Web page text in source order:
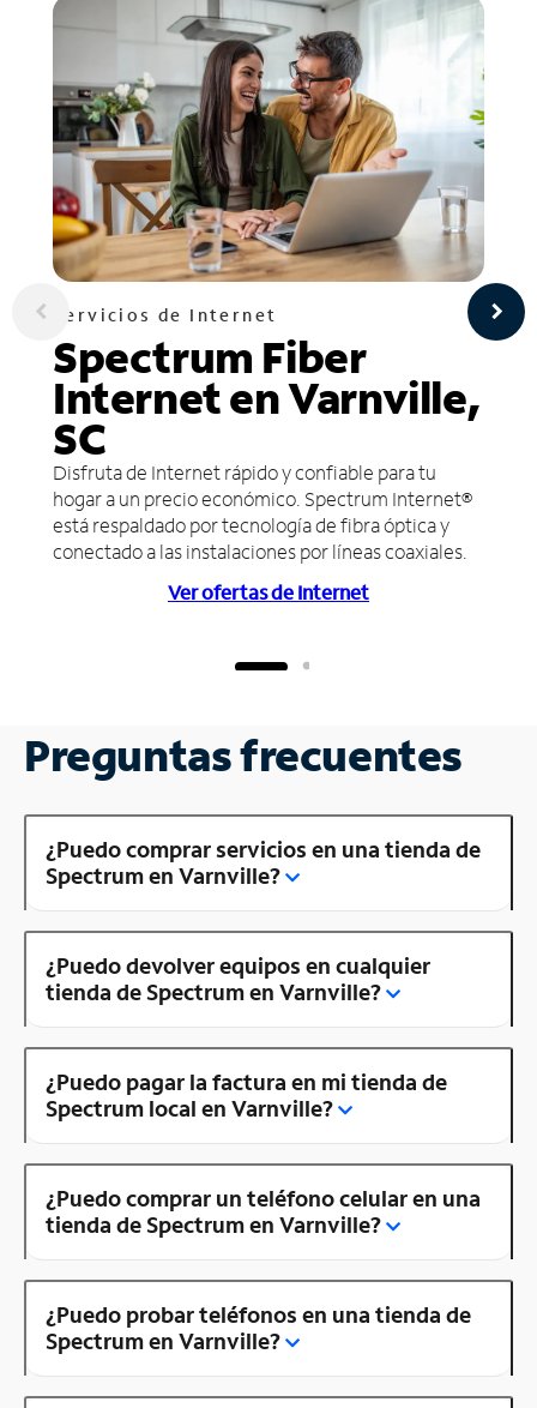
Servicios de Internet
Spectrum Fiber
Internet en Varnville,
SC
Disfruta de Internet rápido y confiable para tu
hogar a un precio económico. Spectrum Internet®
está respaldado por tecnología de fibra óptica y
conectado a las instalaciones por líneas coaxiales.
Ver ofertas de Internet
Preguntas frecuentes
¿Puedo comprar servicios en una tienda de
Spectrum en Varnville?
¿Puedo devolver equipos en cualquier
tienda de Spectrum en Varnville?
¿Puedo pagar la factura en mi tienda de
Spectrum local en Varnville?
¿Puedo comprar un teléfono celular en una
tienda de Spectrum en Varnville?
¿Puedo probar teléfonos en una tienda de
Spectrum en Varnville?